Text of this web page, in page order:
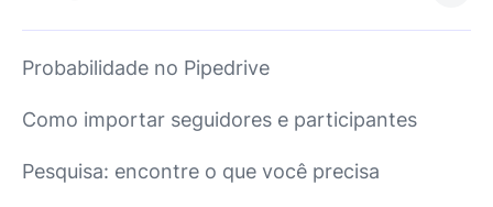
Probabilidade no Pipedrive
Como importar seguidores e participantes
Pesquisa: encontre o que você precisa